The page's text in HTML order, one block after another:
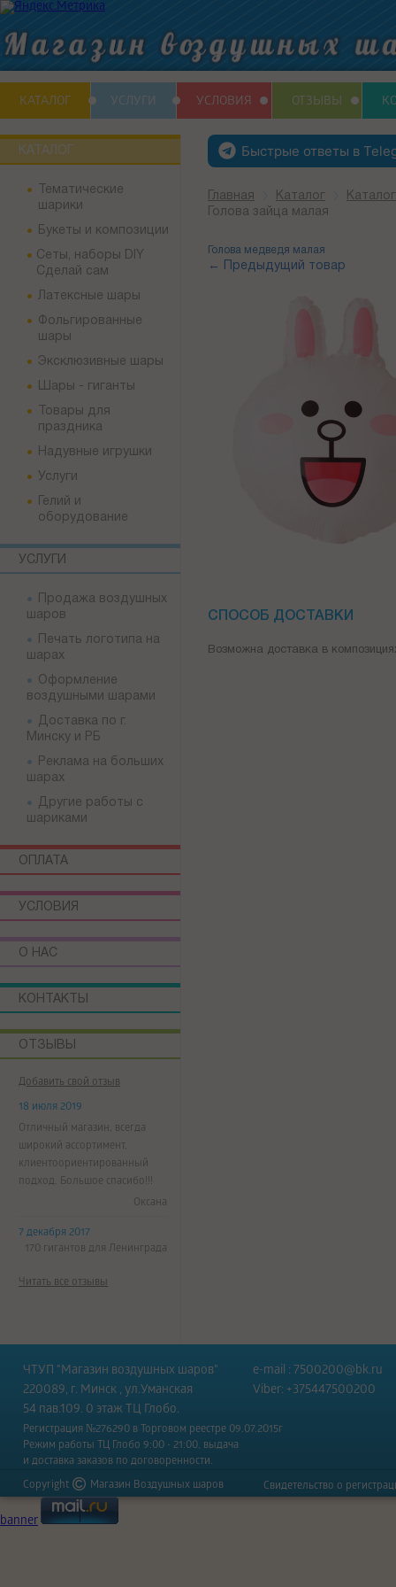
КАТАЛОГ УСЛУГИ УСЛОВИЯ ОТЗЫВЫ
КАТАЛОГ
Тематические
шарики
Букеты и композиции
Сеты, наборы DIY
Сделай сам
Латексные шары
Фольгированные
шары
Эксклюзивные шары
Шары - гиганты
Товары для
праздника
Надувные игрушки
Услуги
Гелий и
оборудование
УСЛУГИ
Продажа воздушных
шаров
Печать логотипа на
шарах
Оформление
воздушными шарами
Доставка по г.
Минску и РБ
Реклама на больших
шарах
Другие работы с
шариками
ОПЛАТА
УСЛОВИЯ
О НАС
КОНТАКТЫ
ОТЗЫВЫ
Добавить свой отзыв
18 июля 2019
Отличный магазин, всегда
широкий ассортимент,
клиентоориентированный
подход. Большое спасибо!!!
Оксана
7 декабря 2017
170 гигантов для Ленинграда
Читать все отзывы
Быстрые ответы в
Главная Каталог
Голова зайца малая
Голова медведя малая
← Предыдущий товар
СПОСОБ ДОСТАВКИ
Возможна доставка в
ЧТУП "Магазин воздушных шаров"
220089, г. Минск , ул.Уманская
54 пав.109. 0 этаж ТЦ Глобо.
e-mail : 7500200@bk.ru
Viber: +375447500200
Регистрация №276290 в Торговом реестре 09.07.2015г
Режим работы ТЦ Глобо 9:00 - 21:00, выдача
и доставка заказов по договоренности.
Copyright
Магазин Воздушных шаров Свидетельство о
banner